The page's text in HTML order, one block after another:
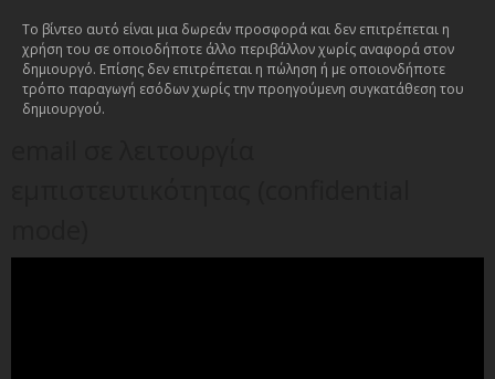
Το βίντεο αυτό είναι μια δωρεάν προσφορά και δεν επιτρέπεται η
χρήση του σε οποιοδήποτε άλλο περιβάλλον χωρίς αναφορά στον
δημιουργό. Επίσης δεν επιτρέπεται η πώληση ή με οποιονδήποτε
τρόπο παραγωγή εσόδων χωρίς την προηγούμενη συγκατάθεση του
δημιουργού.